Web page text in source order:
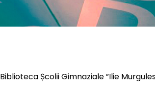
Biblioteca Școlii Gimnaziale ”Ilie